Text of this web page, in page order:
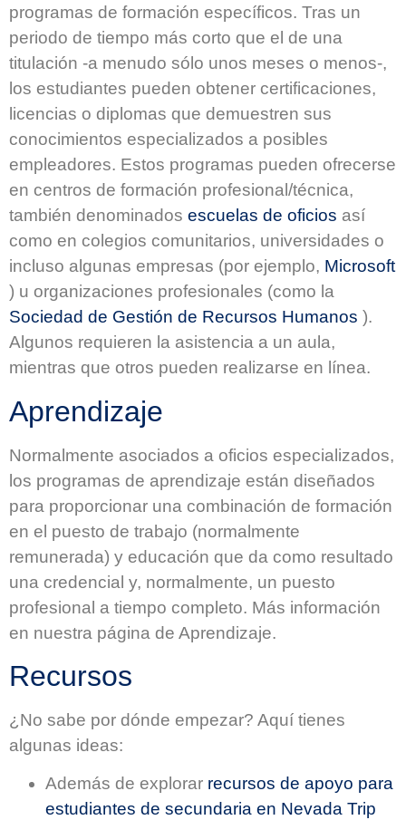
programas de formación específicos. Tras un
periodo de tiempo más corto que el de una
titulación -a menudo sólo unos meses o menos-,
los estudiantes pueden obtener certificaciones,
licencias o diplomas que demuestren sus
conocimientos especializados a posibles
empleadores. Estos programas pueden ofrecerse
en centros de formación profesional/técnica,
también denominados escuelas de oficios así
como en colegios comunitarios, universidades o
incluso algunas empresas (por ejemplo, Microsoft
) u organizaciones profesionales (como la
Sociedad de Gestión de Recursos Humanos ).
Algunos requieren la asistencia a un aula,
mientras que otros pueden realizarse en línea.
Aprendizaje
Normalmente asociados a oficios especializados,
los programas de aprendizaje están diseñados
para proporcionar una combinación de formación
en el puesto de trabajo (normalmente
remunerada) y educación que da como resultado
una credencial y, normalmente, un puesto
profesional a tiempo completo. Más información
en nuestra página de Aprendizaje.
Recursos
¿No sabe por dónde empezar? Aquí tienes
algunas ideas:
Además de explorar recursos de apoyo para
estudiantes de secundaria en Nevada Trip